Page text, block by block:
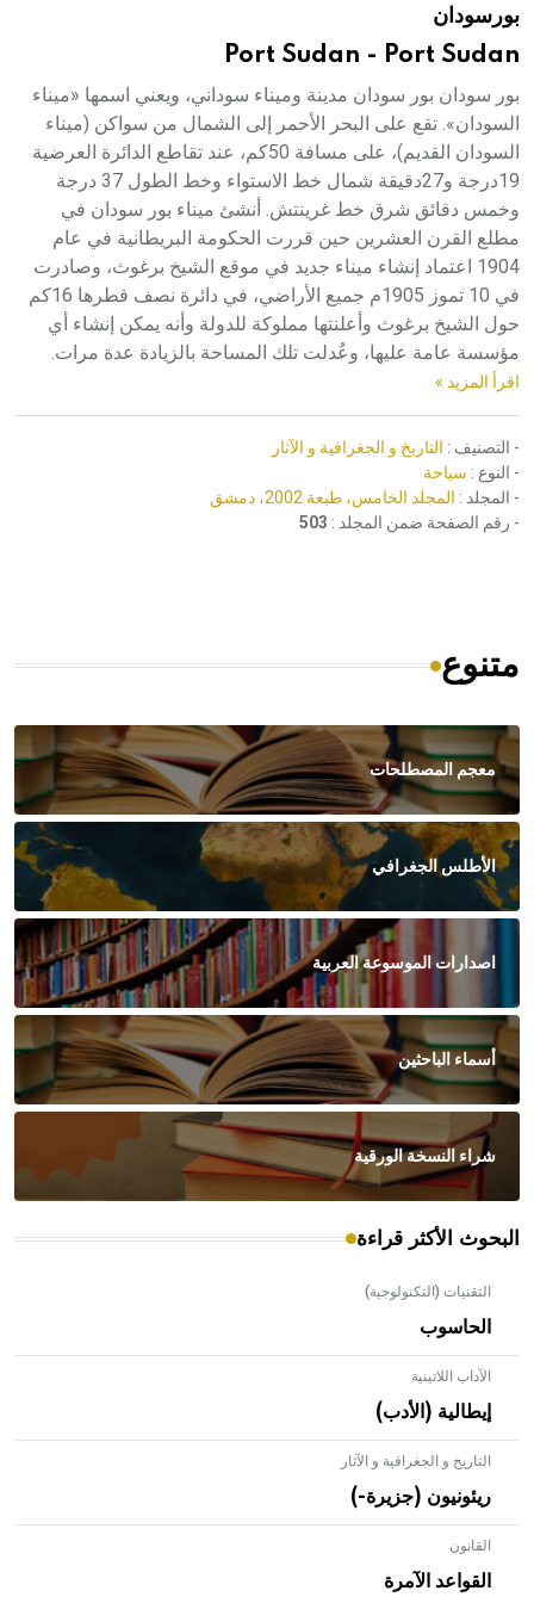
هيئة الموسوعة العربية تطلق موسوعات جديدة في عام 2026بورسودان
Port Sudan - Port Sudan
بور سودان بور سودان مدينة وميناء سوداني، ويعني اسمها «ميناء
السودان». تقع على البحر الأحمر إلى الشمال من سواكن (ميناء
السودان القديم)، على مسافة 50كم، عند تقاطع الدائرة العرضية
19درجة و27دقيقة شمال خط الاستواء وخط الطول 37 درجة
وخمس دقائق شرق خط غرينتش. أنشئ ميناء بور سودان في
مطلع القرن العشرين حين قررت الحكومة البريطانية في عام
1904 اعتماد إنشاء ميناء جديد في موقع الشيخ برغوث، وصادرت
في 10 تموز 1905م جميع الأراضي، في دائرة نصف قطرها 16كم
حول الشيخ برغوث وأعلنتها مملوكة للدولة وأنه يمكن إنشاء أي
مؤسسة عامة عليها، وعُدلت تلك المساحة بالزيادة عدة مرات.
اقرأ المزيد »
- التصنيف : التاريخ و الجغرافية و الآثار
- النوع : سياحة
- المجلد : المجلد الخامس، طبعة 2002، دمشق
- رقم الصفحة ضمن المجلد : 503
متنوع
معجم المصطلحات
الأطلس الجغرافي
اصدارات الموسوعة العربية
أسماء الباحثين
شراء النسخة الورقية
البحوث الأكثر قراءة
التقنيات (التكنولوجية)
الحاسوب
الآداب اللاتينية
إيطالية (الأدب)
التاريخ و الجغرافية و الآثار
ريئونيون (جزيرة-)
القانون
القواعد الآمرة
- هل تعلم أن الأبلق نوع من الفنون الهندسية التي ارتبطت
بالعمارة الإسلامية في بلاد الشام ومصر خاصة، حيث يحرص
المعمار على بناء مداميكه وخاصة في الواجهات